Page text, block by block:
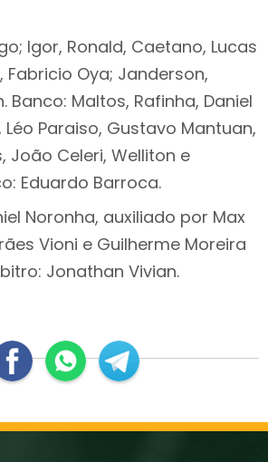
Igor, Ronald, Caetano, Lucas
Fabricio Oya; Janderson,
Banco: Maltos, Rafinha, Daniel
Paraiso, Gustavo Mantuan,
João Celeri, Welliton e
Eduardo Barroca.
Noronha, auxiliado por Max
Vioni e Guilherme Moreira
Jonathan Vivian.